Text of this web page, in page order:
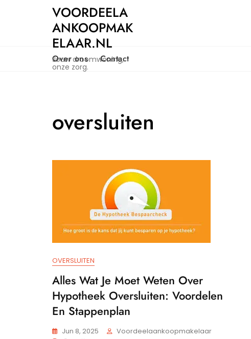
VOORDEELA
ANKOOPMAK
ELAAR.NL
Jouw droomwoning,
onze zorg.
Over ons Contact
oversluiten
OVERSLUITEN
Alles Wat Je Moet Weten Over
Hypotheek Oversluiten: Voordelen
En Stappenplan
Jun 8, 2025
Voordeelaankoopmakelaar